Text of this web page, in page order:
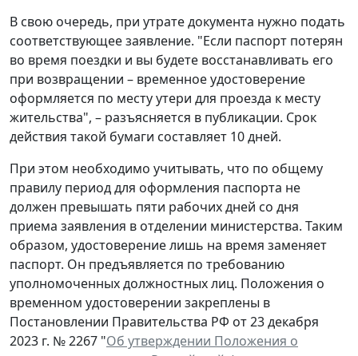
В свою очередь, при утрате документа нужно подать
соответствующее заявление. "Если паспорт потерян
во время поездки и вы будете восстанавливать его
при возвращении – временное удостоверение
оформляется по месту утери для проезда к месту
жительства", – разъясняется в публикации. Срок
действия такой бумаги составляет 10 дней.
При этом необходимо учитывать, что по общему
правилу период для оформления паспорта не
должен превышать пяти рабочих дней со дня
приема заявления в отделении министерства. Таким
образом, удостоверение лишь на время заменяет
паспорт. Он предъявляется по требованию
уполномоченных должностных лиц. Положения о
временном удостоверении закреплены в
Постановлении Правительства РФ от 23 декабря
2023 г. № 2267 "Об утверждении Положения о